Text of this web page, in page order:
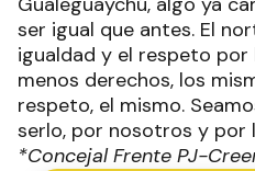
ser igual que antes. El
igualdad y el respeto por
menos derechos, los
respeto, el mismo.
serlo, por nosotros y por
*Concejal Frente PJ-